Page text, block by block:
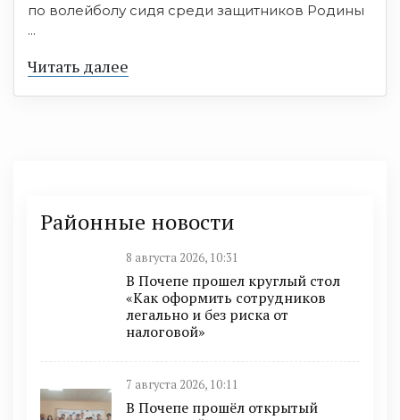
по волейболу сидя среди защитников Родины
...
Читать далее
Районные новости
8 августа 2026, 10:31
В Почепе прошел круглый стол
«Как оформить сотрудников
легально и без риска от
налоговой»
7 августа 2026, 10:11
В Почепе прошёл открытый